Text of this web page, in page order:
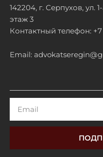
142204, г. Серпухов, ул.
этаж 3
Контактный телефон: +7
Email: